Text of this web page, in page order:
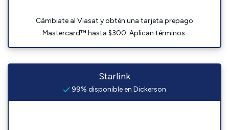
Cámbiate al Viasat y obtén una tarjeta prepago
Mastercard™ hasta $300. Aplican términos.
Starlink
99% disponible en Dickerson